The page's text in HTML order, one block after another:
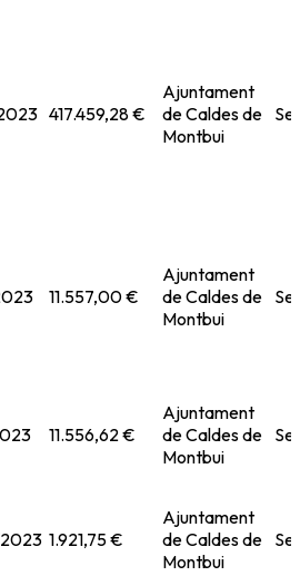
417.459,28 €
Ajuntament
de Caldes de
Montbui
11.557,00 €
Ajuntament
de Caldes de
Montbui
11.556,62 €
Ajuntament
de Caldes de
Montbui
1.921,75 €
Ajuntament
de Caldes de
Montbui